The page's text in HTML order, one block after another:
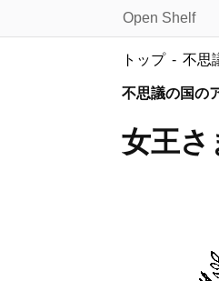
Open Shelf
トップ 不思
不思議の国の
女王さ